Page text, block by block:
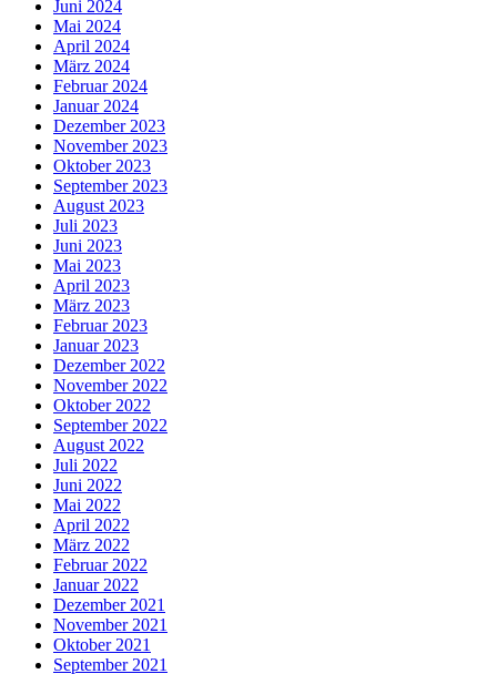
Juni 2024
Mai 2024
April 2024
März 2024
Februar 2024
Januar 2024
Dezember 2023
November 2023
Oktober 2023
September 2023
August 2023
Juli 2023
Juni 2023
Mai 2023
April 2023
März 2023
Februar 2023
Januar 2023
Dezember 2022
November 2022
Oktober 2022
September 2022
August 2022
Juli 2022
Juni 2022
Mai 2022
April 2022
März 2022
Februar 2022
Januar 2022
Dezember 2021
November 2021
Oktober 2021
September 2021